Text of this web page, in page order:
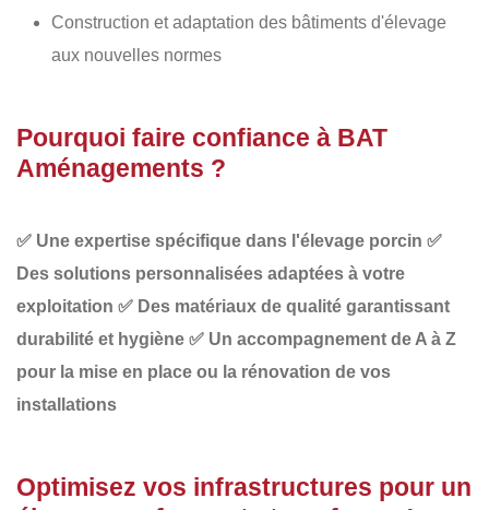
Construction et adaptation des bâtiments d'élevage
aux nouvelles normes
Pourquoi faire confiance à BAT
Aménagements ?
✅ Une expertise spécifique dans l'élevage porcin ✅
Des solutions personnalisées adaptées à votre
exploitation ✅ Des matériaux de qualité garantissant
durabilité et hygiène ✅ Un accompagnement de A à Z
pour la mise en place ou la rénovation de vos
installations
Optimisez vos infrastructures pour un